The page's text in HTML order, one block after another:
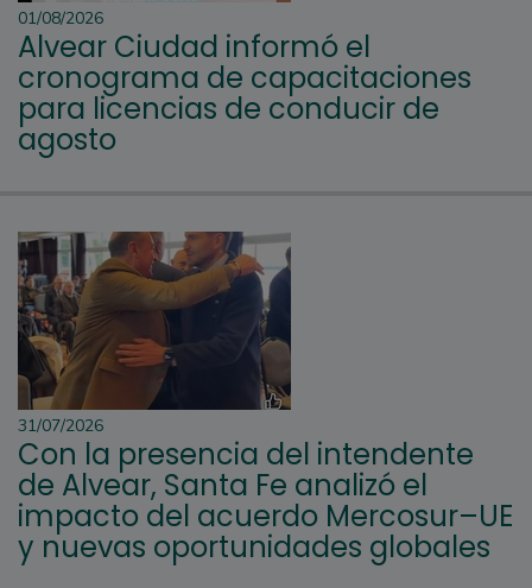
01/08/2026
Alvear Ciudad informó el
cronograma de capacitaciones
para licencias de conducir de
agosto
31/07/2026
Con la presencia del intendente
de Alvear, Santa Fe analizó el
impacto del acuerdo Mercosur–UE
y nuevas oportunidades globales